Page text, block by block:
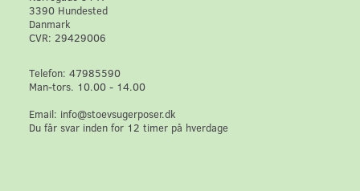
3390 Hundested
Danmark
CVR: 29429006
Telefon: 47985590
Man-tors. 10.00 - 14.00
Email: info@stoevsugerposer.dk
Du får svar inden for 12 timer på hverdage